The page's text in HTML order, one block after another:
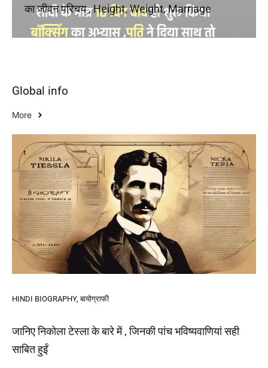
का जीवन परिचय , Height, Weight, Marriage
Global info
More
HINDI BIOGRAPHY,बायोग्राफी
जानिए निकोला टेस्ला के बारे में , जिनकी पांच भविष्यवाणियां सही
साबित हुईं